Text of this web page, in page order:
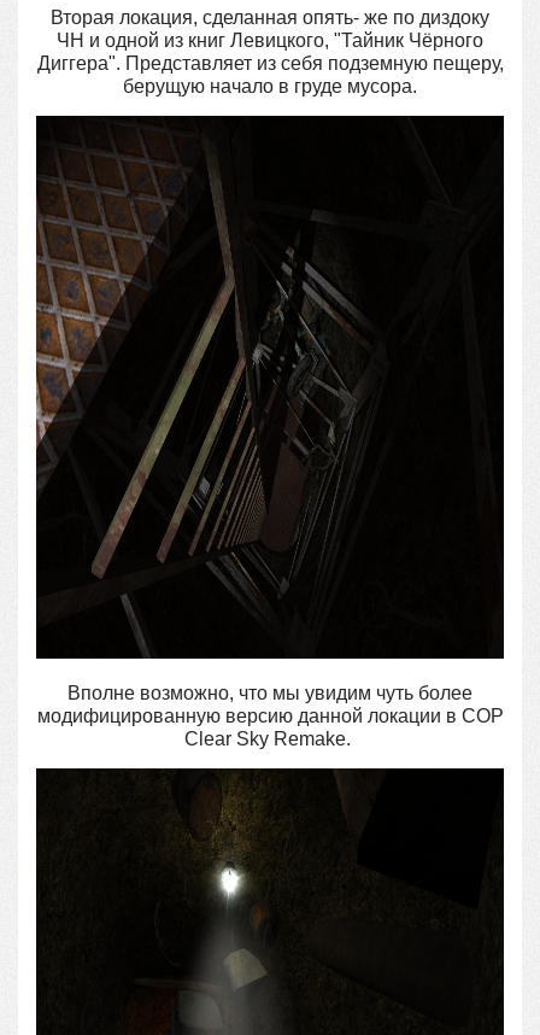
Вторая локация, сделанная опять- же по диздоку
ЧН и одной из книг Левицкого, "Тайник Чёрного
Диггера". Представляет из себя подземную пещеру,
берущую начало в груде мусора.
Вполне возможно, что мы увидим чуть более
модифицированную версию данной локации в COP
Clear Sky Remake.